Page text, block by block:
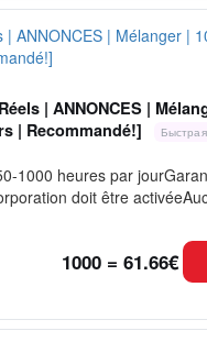
| ANNONCES |
| Recommandé!]
1000 heures par
doit être
1000 = 61.66€